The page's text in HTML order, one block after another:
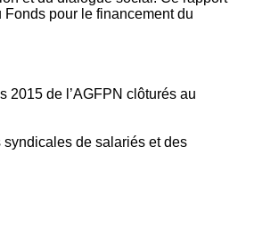
pour le financement du
2015 de l’AGFPN clôturés au
de salariés et des